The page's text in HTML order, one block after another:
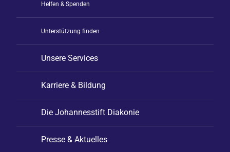
Helfen & Spenden
Unterstützung finden
Unsere Services
Karriere & Bildung
Die Johannesstift Diakonie
Presse & Aktuelles